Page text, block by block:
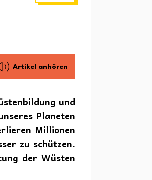
Artikel anhören
und
Planeten
Millionen
zu schützen.
der Wüsten